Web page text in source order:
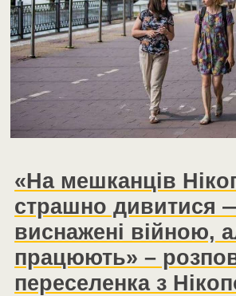
«На мешканців
страшно дивитися
виснажені війною,
працюють» –
переселенка з